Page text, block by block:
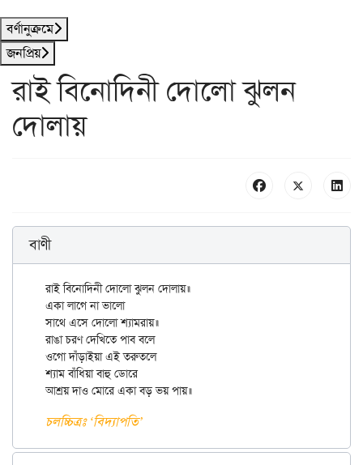
বর্ণানুক্রমে
জনপ্রিয়
রাই বিনোদিনী দোলো ঝুলন
দোলায়
বাণী
রাই বিনোদিনী দোলো ঝুলন দোলায়॥
একা লাগে না ভালো
সাথে এসে দোলো শ্যামরায়॥
রাঙা চরণ দেখিতে পাব বলে
ওগো দাঁড়াইয়া এই তরুতলে
শ্যাম বাঁধিয়া বাহু ডোরে
চলচ্চিত্রঃ ‘বিদ্যাপতি’